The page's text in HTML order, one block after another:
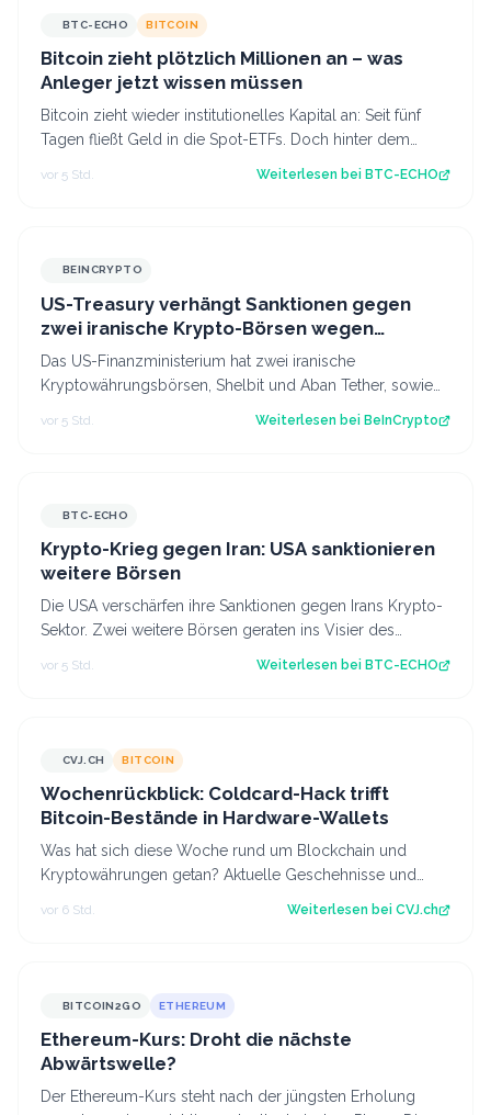
BTC-ECHO BITCOIN
Bitcoin zieht plötzlich Millionen an – was
Anleger jetzt wissen müssen
Bitcoin zieht wieder institutionelles Kapital an: Seit fünf
Tagen fließt Geld in die Spot-ETFs. Doch hinter dem
vor 5 Std. Weiterlesen bei BTC-ECHO
BEINCRYPTO
US-Treasury verhängt Sanktionen gegen
zwei iranische Krypto-Börsen wegen
Geldwäsche für die IRGC
Das US-Finanzministerium hat zwei iranische
Kryptowährungsbörsen, Shelbit und Aban Tether, sowie
vor 5 Std. Weiterlesen bei BeInCrypto
BTC-ECHO
Krypto-Krieg gegen Iran: USA sanktionieren
weitere Börsen
Die USA verschärfen ihre Sanktionen gegen Irans Krypto-
Sektor. Zwei weitere Börsen geraten ins Visier des
vor 5 Std. Weiterlesen bei BTC-ECHO
CVJ.CHCVJ.CH BITCOIN
Wochenrückblick: Coldcard-Hack trifft
Bitcoin-Bestände in Hardware-Wallets
Was hat sich diese Woche rund um Blockchain und
Kryptowährungen getan? Aktuelle Geschehnisse und
Hintergrundberichte im Wochenrückblick. Der…
vor 6 Std. Weiterlesen bei CVJ.ch
BITCOIN2GO ETHEREUM
Ethereum-Kurs: Droht die nächste
Abwärtswelle?
Der Ethereum-Kurs steht nach der jüngsten Erholung